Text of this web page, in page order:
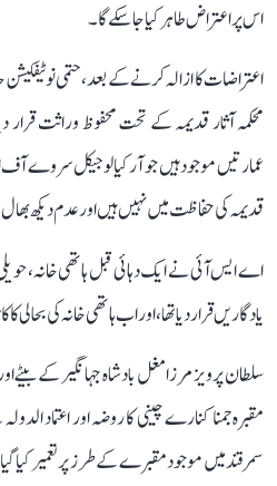
اس پر اعتراض طاہر کیا جا سکے گا۔
اعتراضات کا ازالہ کرنے کے بعد، حتمی
محکمہ آثار قدیمہ کے تحت محفوظ وراثت قرار
عمارتیں موجود ہیں جو آرکیالوجیکل سروے آف
قدیمہ کی حفاظت میں نہیں ہیں اور عدم دیکھ
اے ایس آئی نے ایک دہائی قبل ہاتھی خانہ،
یادگاریں قرار دیا تھا، اور اب ہاتھی خانہ کی بحالی
سلطان پرویز مرزا مغل بادشاہ جہانگیر کے
مقبرہ جمنا کنارے چینی کا روضہ اور اعتماد
سمرقند میں موجود مقبرے کے طرز پر تعمیر